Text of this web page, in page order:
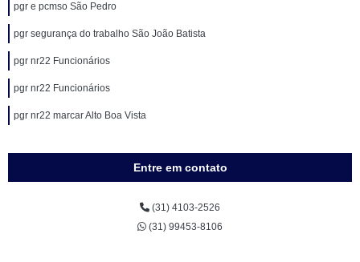
pgr e pcmso São Pedro
pgr segurança do trabalho São João Batista
pgr nr22 Funcionários
pgr nr22 Funcionários
pgr nr22 marcar Alto Boa Vista
Entre em contato
(31) 4103-2526
(31) 99453-8106